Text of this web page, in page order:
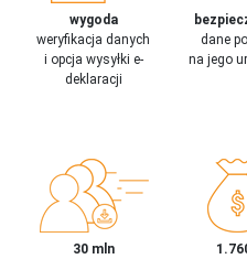
wygoda
weryfikacja danych
i opcja wysyłki e-
deklaracji
dane
na jego
30 mln